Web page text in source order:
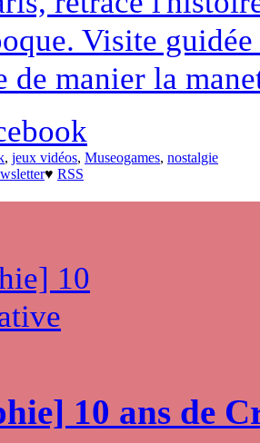
Visite
manier la
, jeux vidéos, Museogames, nostalgie
♥ RSS
10 ans de